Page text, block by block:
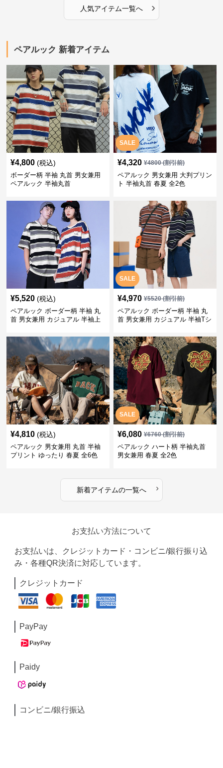
人気アイテム一覧へ ›
ペアルック 新着アイテム
¥4,800 (税込)
ボーダー柄 半袖 丸首 男女兼用
ペアルック 半袖丸首
SALE
¥4,320 ¥4800(割引前)
ペアルック 男女兼用 大判プリン
ト 半袖丸首 春夏 全2色
¥5,520 (税込)
ペアルック ボーダー柄 半袖 丸
首 男女兼用 カジュアル 半袖上
SALE
¥4,970 ¥5520(割引前)
ペアルック ボーダー柄 半袖 丸
首 男女兼用 カジュアル 半袖Tシ
¥4,810 (税込)
ペアルック 男女兼用 丸首 半袖
プリント ゆったり 春夏 全6色
SALE
¥6,080 ¥6760(割引前)
ペアルック ハート柄 半袖丸首
男女兼用 春夏 全2色
新着アイテムの一覧へ ›
お支払い方法について
お支払いは、クレジットカード・コンビニ/銀行振り込
み・各種QR決済に対応しています。
クレジットカード
PayPay
Paidy
コンビニ/銀行振込